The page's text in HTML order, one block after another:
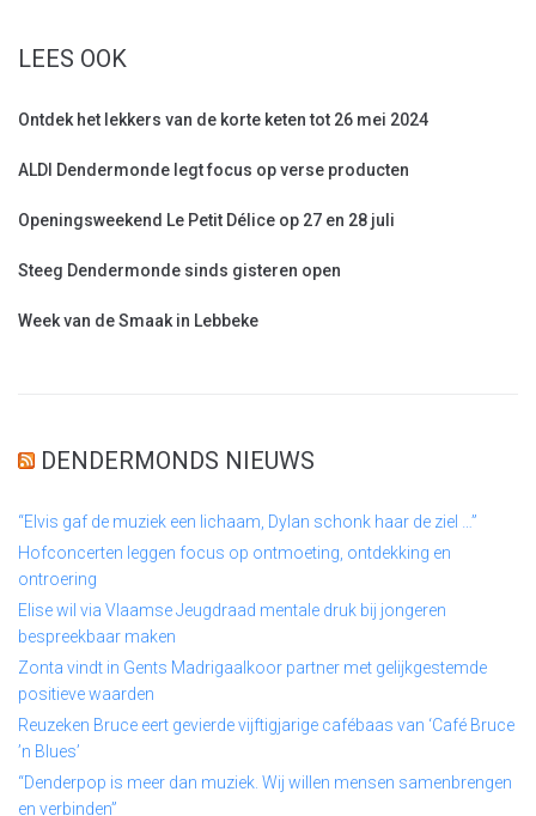
LEES OOK
Ontdek het lekkers van de korte keten tot 26 mei 2024
ALDI Dendermonde legt focus op verse producten
Openingsweekend Le Petit Délice op 27 en 28 juli
Steeg Dendermonde sinds gisteren open
Week van de Smaak in Lebbeke
DENDERMONDS NIEUWS
“Elvis gaf de muziek een lichaam, Dylan schonk haar de ziel …”
Hofconcerten leggen focus op ontmoeting, ontdekking en
ontroering
Elise wil via Vlaamse Jeugdraad mentale druk bij jongeren
bespreekbaar maken
Zonta vindt in Gents Madrigaalkoor partner met gelijkgestemde
positieve waarden
Reuzeken Bruce eert gevierde vijftigjarige cafébaas van ‘Café Bruce
’n Blues’
“Denderpop is meer dan muziek. Wij willen mensen samenbrengen
en verbinden”